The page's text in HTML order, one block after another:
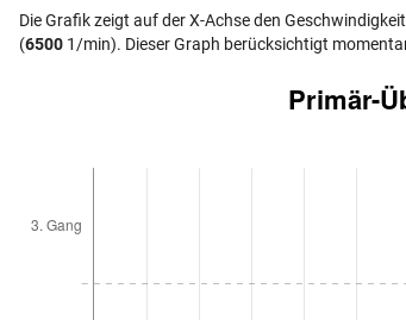
Die Grafik zeigt auf der X-Achse den
(6500 1/min). Dieser Graph berücksichtigt